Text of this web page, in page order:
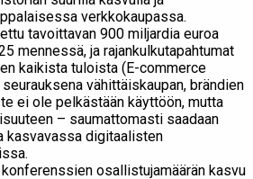
verkkokaupassa.
tavoittavan 900 miljardia euroa
mennessä, ja rajankulkutapahtumat
kaikista tuloista (E-commerce
seurauksena vähittäiskaupan, brändien
ei ole pelkästään käyttöön, mutta
– saumattomasti saadaan
kasvavassa digitaalisten
osallistujamäärän kasvu